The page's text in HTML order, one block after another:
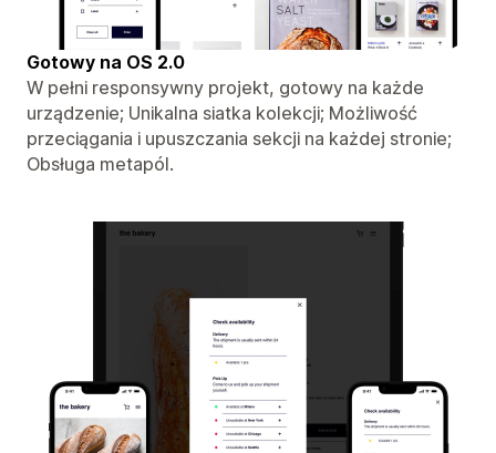
Gotowy na OS 2.0
W pełni responsywny projekt, gotowy na każde
urządzenie; Unikalna siatka kolekcji; Możliwość
przeciągania i upuszczania sekcji na każdej stronie;
Obsługa metapól.